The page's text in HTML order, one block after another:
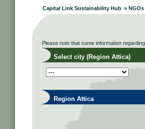
Capital Link Sustainability Hub » NGOs
Please note that some information
Select city (Region Attica)
Region Attica